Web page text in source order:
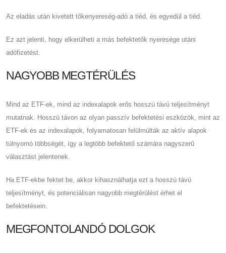
Az eladás után kivetett tőkenyereség-adó a tiéd, és egyedül a tiéd.
Ez azt jelenti, hogy elkerülheti a más befektetők nyeresége utáni
adófizetést.
NAGYOBB MEGTÉRÜLÉS
Mind az ETF-ek, mind az indexalapok erős hosszú távú teljesítményt
mutatnak. Hosszú távon az olyan passzív befektetési eszközök, mint az
ETF-ek és az indexalapok, folyamatosan felülmúlták az aktív alapok
túlnyomó többségét, így a legtöbb befektető számára nagyszerű
választást jelentenek.
Ha ETF-ekbe fektet be, akkor kihasználhatja ezt a hosszú távú
teljesítményt, és potenciálisan nagyobb megtérülést érhet el
befektetésein.
MEGFONTOLANDÓ DOLGOK